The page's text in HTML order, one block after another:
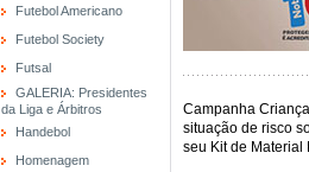
Futebol Americano
Futebol Society
Futsal
GALERIA: Presidentes
da Liga e Árbitros
Handebol
Homenagem
Campanha
situação de risco
seu Kit de Material